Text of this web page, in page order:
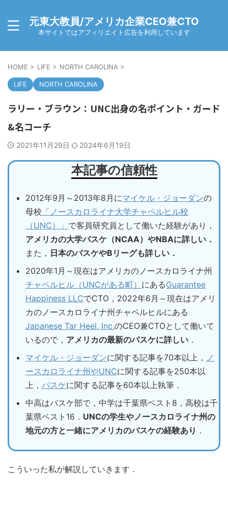
元東大教員/アメリカ企業CEO兼CTO
本サイトではアフィリエイト広告を利用しています
HOME > LIFE > NORTH CAROLINA >
LIFE NORTH CAROLINA
ラリー・ブラウン：UNC出身の名ポイント・ガード
&名コーチ
2021年11月29日 2024年6月19日
本記事の信頼性
2012年9月～2013年8月にマイケル・ジョーダンの
母校 「ノースカロライナ大学チャペルヒル校
（UNC）」 で客員研究員として働いた経験があり，
アメリカの大学バスケ（NCAA）やNBAに詳しい．
また， 日本のバスケやBリーグも詳しい．
2020年1月～現在はアメリカのノースカロライナ州
チャペルヒル（UNCがある町） にあるGuarantee
Happiness LLCでCTO，2022年6月～現在はアメリ
カのノースカロライナ州チャペルヒルにある
Japanese Tar Heel, Inc.のCEO兼CTOとして働いて
いるので， アメリカの最新のバスケに詳しい ．
マイケル・ジョーダンに関する記事を70本以上， ノ
ースカロライナ州やUNCに関する記事を250本以
上， バスケに関する記事を60本以上執筆．
中高はバスケ部で，中学は千葉県ベスト8，高校は千
葉県ベスト16． UNCの学生やノースカロライナ州の
地元の方と一緒にアメリカのバスケの経験あり ．
こういった私が解説していきます．